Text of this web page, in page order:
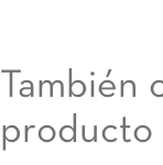
producto